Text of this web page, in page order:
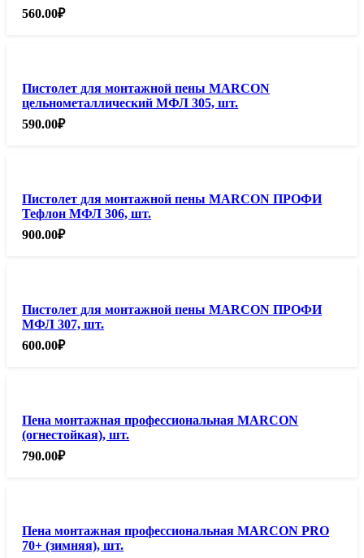
560.00₽
Пистолет для монтажной пены MARCON
цельнометаллический МФЛ 305, шт.
590.00₽
Пистолет для монтажной пены MARCON ПРОФИ
Тефлон МФЛ 306, шт.
900.00₽
Пистолет для монтажной пены MARCON ПРОФИ
МФЛ 307, шт.
600.00₽
Пена монтажная профессиональная MARCON
(огнестойкая), шт.
790.00₽
Пена монтажная профессиональная MARCON PRO
70+ (зимняя), шт.